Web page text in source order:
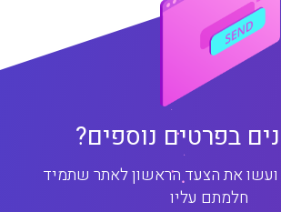
בפרטים נוספים?
ועשו את הצעד הראשון לאתר שתמיד
חלמתם עליו